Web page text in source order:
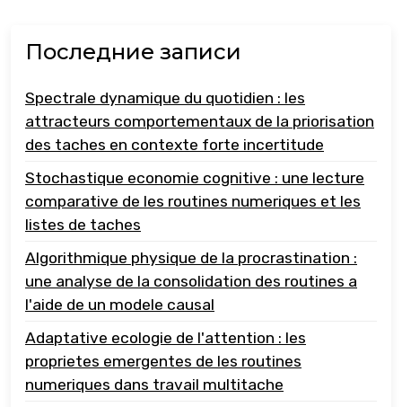
Последние записи
Spectrale dynamique du quotidien : les
attracteurs comportementaux de la priorisation
des taches en contexte forte incertitude
Stochastique economie cognitive : une lecture
comparative de les routines numeriques et les
listes de taches
Algorithmique physique de la procrastination :
une analyse de la consolidation des routines a
l'aide de un modele causal
Adaptative ecologie de l'attention : les
proprietes emergentes de les routines
numeriques dans travail multitache